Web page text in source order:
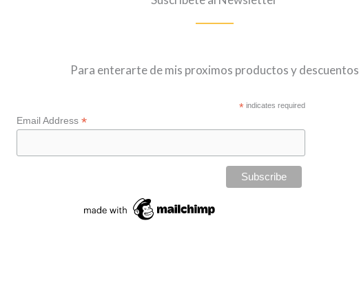
Para enterarte de mis proximos productos y descuentos
*indicates required
Email Address *